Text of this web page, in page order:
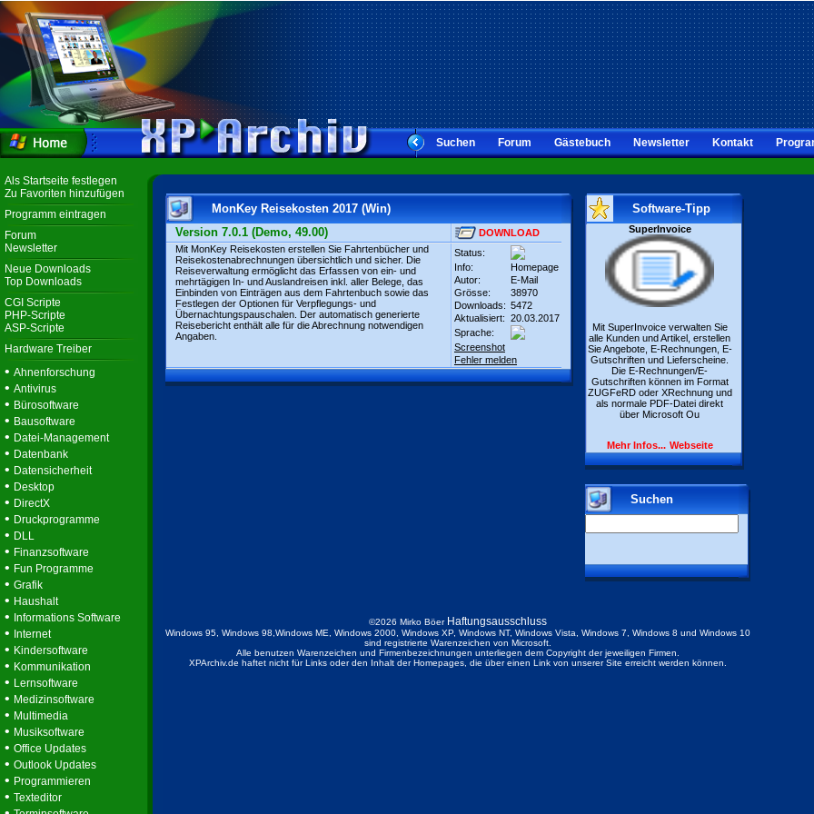
Suchen Forum Gästebuch Newsletter Kontakt
Als Startseite festlegen
Zu Favoriten hinzufügen
Programm eintragen
Forum
Newsletter
Neue Downloads
Top Downloads
CGI Scripte
PHP-Scripte
ASP-Scripte
Hardware Treiber
• Ahnenforschung
• Antivirus
• Bürosoftware
• Bausoftware
• Datei-Management
• Datenbank
• Datensicherheit
• Desktop
• DirectX
• Druckprogramme
• DLL
• Finanzsoftware
• Fun Programme
• Grafik
• Haushalt
• Informations Software
• Internet
• Kindersoftware
• Kommunikation
• Lernsoftware
• Medizinsoftware
• Multimedia
• Musiksoftware
• Office Updates
• Outlook Updates
• Programmieren
• Texteditor
MonKey Reisekosten 2017 (Win)
Version 7.0.1 (Demo, 49.00)
DOWNLOAD
Mit MonKey Reisekosten erstellen Sie Fahrtenbücher und
Reisekostenabrechnungen übersichtlich und sicher. Die
Reiseverwaltung ermöglicht das Erfassen von ein- und
mehrtägigen In- und Auslandreisen inkl. aller Belege, das
Einbinden von Einträgen aus dem Fahrtenbuch sowie das
Festlegen der Optionen für Verpflegungs- und
Übernachtungspauschalen. Der automatisch generierte
Reisebericht enthält alle für die Abrechnung notwendigen
Angaben.
Status:
Info:
Homepage
Autor:
E-Mail
Grösse:
38970
Downloads: 5472
Aktualisiert: 20.03.2017
Sprache:
Screenshot
Fehler melden
Software-Tipp
SuperInvoice
Mit SuperInvoice verwalten Sie
alle Kunden und Artikel, erstellen
Sie Angebote, E-Rechnungen, E-
Gutschriften und Lieferscheine.
Die E-Rechnungen/E-
Gutschriften können im Format
ZUGFeRD oder XRechnung und
als normale PDF-Datei direkt
über Microsoft Ou
Mehr Infos... Webseite
Suchen
©2026 Mirko Böer Haftungsausschluss
Windows 95, Windows 98,Windows ME, Windows 2000, Windows XP, Windows NT, Windows Vista, Windows 7, Windows 8 und Windows 10
sind registrierte Warenzeichen von Microsoft.
Alle benutzen Warenzeichen und Firmenbezeichnungen unterliegen dem Copyright der jeweiligen Firmen.
XPArchiv.de haftet nicht für Links oder den Inhalt der Homepages, die über einen Link von unserer Site erreicht werden können.